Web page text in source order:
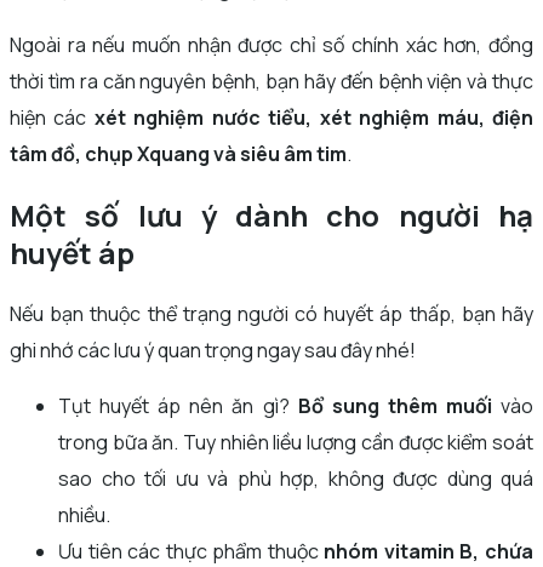
Ngoài ra nếu muốn nhận được chỉ số chính xác hơn, đồng
thời tìm ra căn nguyên bệnh, bạn hãy đến bệnh viện và thực
hiện các xét nghiệm nước tiểu, xét nghiệm máu, điện
tâm đồ, chụp Xquang và siêu âm tim.
Một số lưu ý dành cho người hạ
huyết áp
Nếu bạn thuộc thể trạng người có huyết áp thấp, bạn hãy
ghi nhớ các lưu ý quan trọng ngay sau đây nhé!
Tụt huyết áp nên ăn gì? Bổ sung thêm muối vào
trong bữa ăn. Tuy nhiên liều lượng cần được kiểm soát
sao cho tối ưu và phù hợp, không được dùng quá
nhiều.
Ưu tiên các thực phẩm thuộc nhóm vitamin B, chứa